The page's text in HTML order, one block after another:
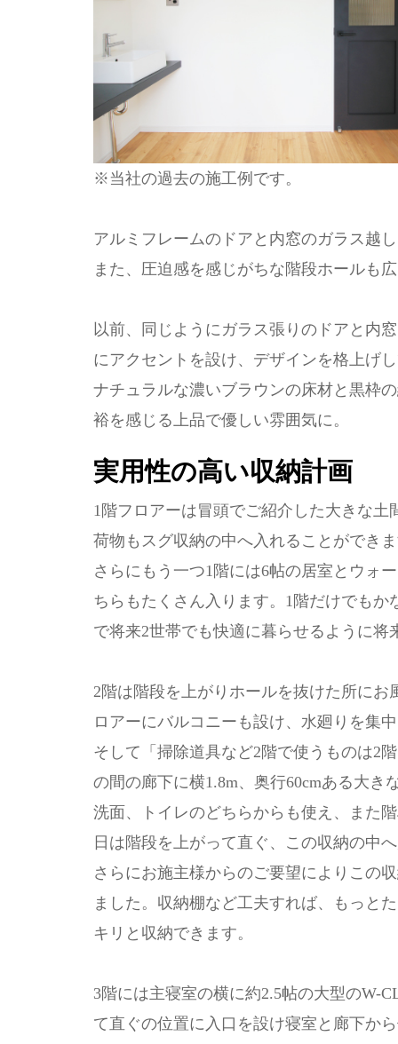
※当社の過去の施工例です。
アルミフレームのドアと内窓のガラス越
また、圧迫感を感じがちな階段ホールも
以前、同じようにガラス張りのドアと内
にアクセントを設け、デザインを格上げ
ナチュラルな濃いブラウンの床材と黒枠
裕を感じる上品で優しい雰囲気に。
実用性の高い収納計画
1階フロアーは冒頭でご紹介した大きな
荷物もスグ収納の中へ入れることができ
さらにもう一つ1階には6帖の居室とウォ
ちらもたくさん入ります。1階だけでも
で将来2世帯でも快適に暮らせるように
2階は階段を上がりホールを抜けた所に
ロアーにバルコニーも設け、水廻りを集
そして「掃除道具など2階で使うものは2
の間の廊下に横1.8m、奥行60cmある大き
洗面、トイレのどちらからも使え、また
日は階段を上がって直ぐ、この収納の中
さらにお施主様からのご要望によりこの
ました。収納棚など工夫すれば、もっと
キリと収納できます。
3階には主寝室の横に約2.5帖の大型のW-
て直ぐの位置に入口を設け寝室と廊下か